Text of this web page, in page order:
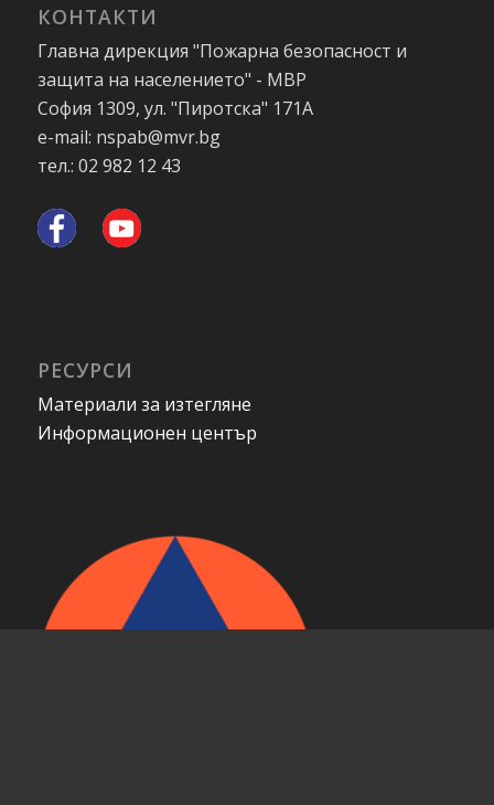
КОНТАКТИ
Главна дирекция "Пожарна безопасност и
защита на населението" - МВР
София 1309, ул. "Пиротска" 171А
e-mail: nspab@mvr.bg
тел.: 02 982 12 43
РЕСУРСИ
Материали за изтегляне
Информационен център